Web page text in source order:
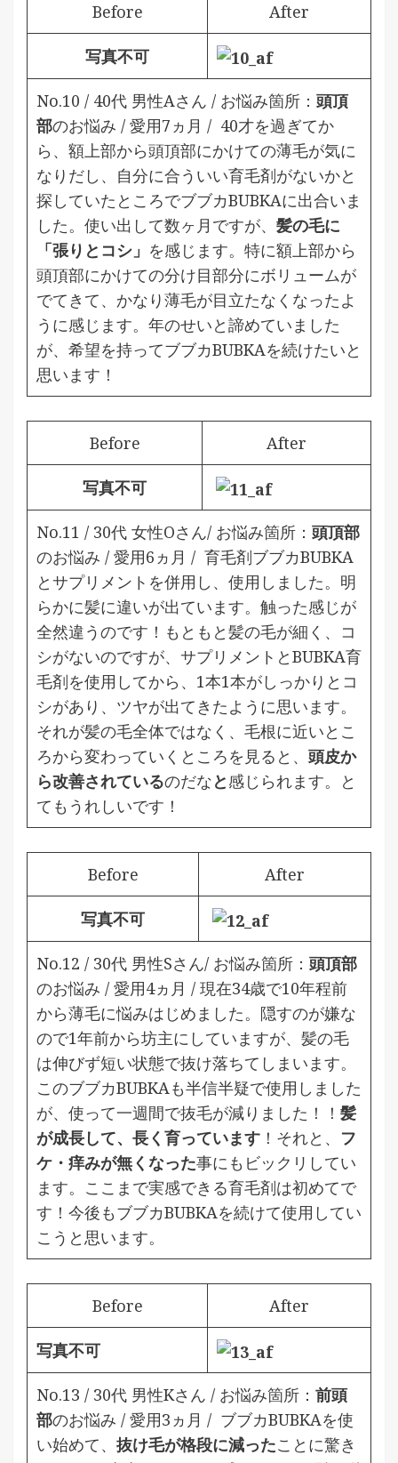
Before After
写真不可
No.10 / 40代 男性Aさん / お悩み箇所： 頭頂
部のお悩み / 愛用7ヵ月 / 40才を過ぎてか
ら、額上部から頭頂部にかけての薄毛が気に
なりだし、自分に合ういい育毛剤がないかと
探していたところでブブカBUBKAに出合いま
した。使い出して数ヶ月ですが、 髪の毛に
「張りとコシ」 を感じます。特に額上部から
頭頂部にかけての分け目部分にボリュームが
でてきて、かなり薄毛が目立たなくなったよ
うに感じます。年のせいと諦めていました
が、希望を持ってブブカBUBKAを続けたいと
思います！
Before After
写真不可
No.11 / 30代 女性Oさん/ お悩み箇所： 頭頂部
のお悩み / 愛用6ヵ月 / 育毛剤ブブカBUBKA
とサプリメントを併用し、使用しました。明
らかに髪に違いが出ています。触った感じが
全然違うのです！もともと髪の毛が細く、コ
シがないのですが、サプリメントとBUBKA育
毛剤を使用してから、1本1本がしっかりとコ
シがあり、ツヤが出てきたように思います。
それが髪の毛全体ではなく、毛根に近いとこ
ろから変わっていくところを見ると、 頭皮か
ら改善されているのだなと感じられます。と
てもうれしいです！
Before After
写真不可
No.12 / 30代 男性Sさん/ お悩み箇所： 頭頂部
のお悩み / 愛用4ヵ月 / 現在34歳で10年程前
から薄毛に悩みはじめました。隠すのが嫌な
ので1年前から坊主にしていますが、髪の毛
は伸びず短い状態で抜け落ちてしまいます。
このブブカBUBKAも半信半疑で使用しました
が、使って一週間で抜毛が減りました！！ 髪
が成長して、長く育っています ！それと、 フ
ケ・痒みが無くなった事にもビックリしてい
ます。ここまで実感できる育毛剤は初めてで
す！今後もブブカBUBKAを続けて使用してい
こうと思います。
Before After
写真不可
No.13 / 30代 男性Kさん / お悩み箇所： 前頭
部のお悩み / 愛用3ヵ月 / ブブカBUBKAを使
い始めて、 抜け毛が格段に減ったことに驚き